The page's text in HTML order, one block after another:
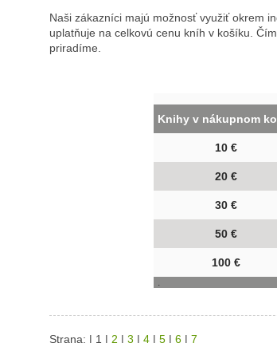
Naši zákazníci majú možnosť využiť okrem
uplatňuje na celkovú cenu kníh v košíku.
priradíme.
Knihy v nákupnom
10 €
20 €
30 €
50 €
100 €
.
Strana: | 1 | 2 | 3 | 4 | 5 | 6 | 7